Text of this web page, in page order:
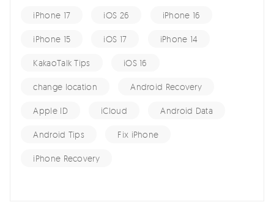
iPhone 17 iOS 26 iPhone 16
iPhone 15 iOS 17 iPhone 14
KakaoTalk Tips iOS 16
change location Android Recovery
Apple ID iCloud Android Data
Android Tips Fix iPhone
iPhone Recovery